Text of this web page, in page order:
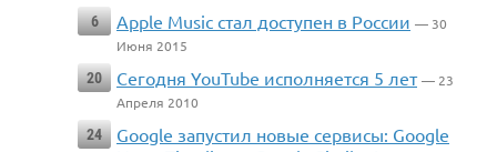
6
Apple Music стал доступен в России — 30
Июня 2015
20
Сегодня YouTube исполняется 5 лет — 23
Апреля 2010
24
Google запустил новые сервисы: Google